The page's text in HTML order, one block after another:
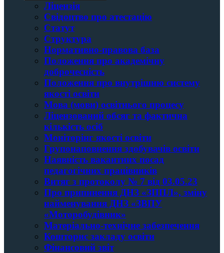
Ліцензія
Свідоцтво про атестацію
Статут
Структура
Нормативно-правова база
Положення про академічну
доброчесність
Положення про внутрішню систему
якості освіти
Мова (мови) освітнього процесу
Ліцензований обсяг та фактична
кількість осіб
Моніторінг якості освіти
Групонаповнення здобувачів освіти
Наявність вакантних посад
педагогічних працівників
Витяг з протоколу № 7 від 03.05.23
Про припинення ДНЗ «ЗППЛ», зміну
найменування ДНЗ «ЗВПУ
«Моторобудівник»
Матеріально-технічне забезпечення
Кошторис закладу освiти
Фінансовий звіт